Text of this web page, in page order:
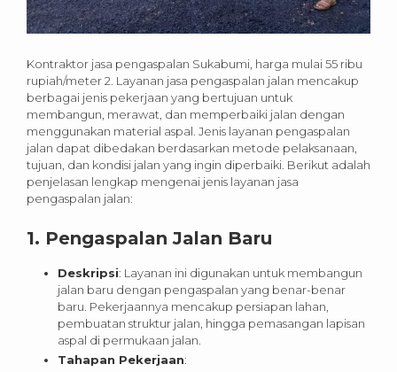
Kontraktor jasa pengaspalan Sukabumi, harga mulai 55 ribu
rupiah/meter 2. Layanan jasa pengaspalan jalan mencakup
berbagai jenis pekerjaan yang bertujuan untuk
membangun, merawat, dan memperbaiki jalan dengan
menggunakan material aspal. Jenis layanan pengaspalan
jalan dapat dibedakan berdasarkan metode pelaksanaan,
tujuan, dan kondisi jalan yang ingin diperbaiki. Berikut adalah
penjelasan lengkap mengenai jenis layanan jasa
pengaspalan jalan:
1. Pengaspalan Jalan Baru
Deskripsi: Layanan ini digunakan untuk membangun
jalan baru dengan pengaspalan yang benar-benar
baru. Pekerjaannya mencakup persiapan lahan,
pembuatan struktur jalan, hingga pemasangan lapisan
aspal di permukaan jalan.
Tahapan Pekerjaan: